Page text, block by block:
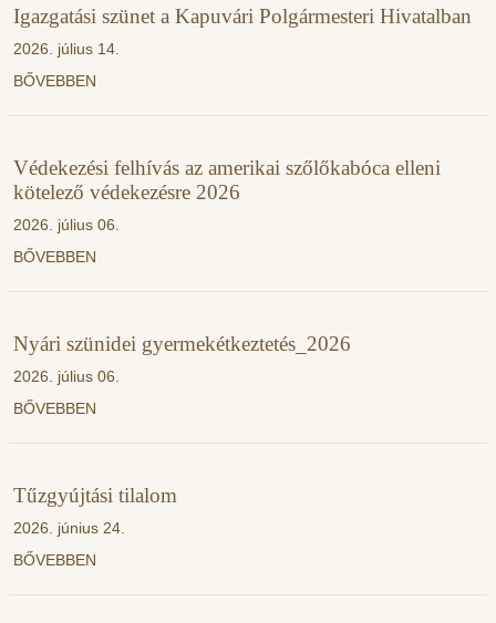
Igazgatási szünet a Kapuvári Polgármesteri Hivatalban
2026. július 14.
BŐVEBBEN
Védekezési felhívás az amerikai szőlőkabóca elleni
kötelező védekezésre 2026
2026. július 06.
BŐVEBBEN
Nyári szünidei gyermekétkeztetés_2026
2026. július 06.
BŐVEBBEN
Tűzgyújtási tilalom
2026. június 24.
BŐVEBBEN